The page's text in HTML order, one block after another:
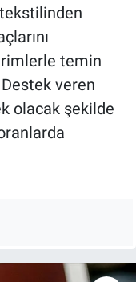
temin
veren
olacak şekilde